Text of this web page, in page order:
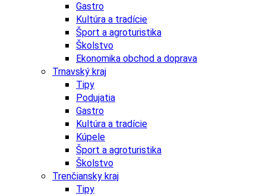
Gastro
Kultúra a tradície
Šport a agroturistika
Školstvo
Ekonomika obchod a doprava
Trnavský kraj
Tipy
Podujatia
Gastro
Kultúra a tradície
Kúpele
Šport a agroturistika
Školstvo
Trenčiansky kraj
Tipy